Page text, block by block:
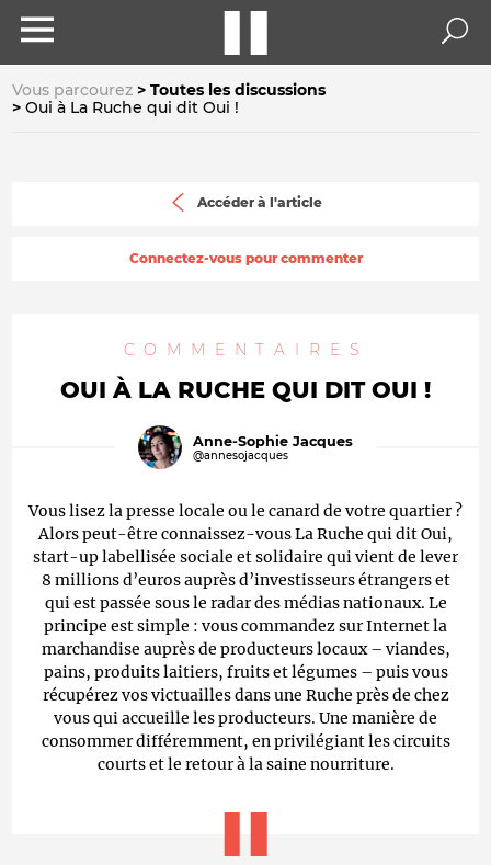
Vous parcourez
Toutes les discussions
Oui à La Ruche qui dit Oui !
Accéder à l'article
Connectez-vous pour commenter
COMMENTAIRES
OUI À LA RUCHE QUI DIT OUI !
Anne-Sophie Jacques
@annesojacques
Vous lisez la presse locale ou le canard de votre quartier ?
Alors peut-être connaissez-vous La Ruche qui dit Oui,
start-up labellisée sociale et solidaire qui vient de lever
8 millions d’euros auprès d’investisseurs étrangers et
qui est passée sous le radar des médias nationaux. Le
principe est simple : vous commandez sur Internet la
marchandise auprès de producteurs locaux – viandes,
pains, produits laitiers, fruits et légumes – puis vous
récupérez vos victuailles dans une Ruche près de chez
vous qui accueille les producteurs. Une manière de
consommer différemment, en privilégiant les circuits
courts et le retour à la saine nourriture.